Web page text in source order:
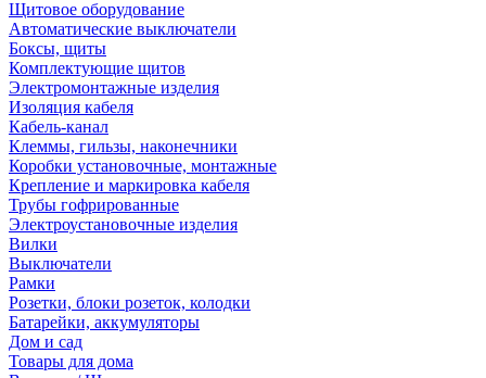
Щитовое оборудование
Автоматические выключатели
Боксы, щиты
Комплектующие щитов
Электромонтажные изделия
Изоляция кабеля
Кабель-канал
Клеммы, гильзы, наконечники
Коробки установочные, монтажные
Крепление и маркировка кабеля
Трубы гофрированные
Электроустановочные изделия
Вилки
Выключатели
Рамки
Розетки, блоки розеток, колодки
Батарейки, аккумуляторы
Дом и сад
Товары для дома